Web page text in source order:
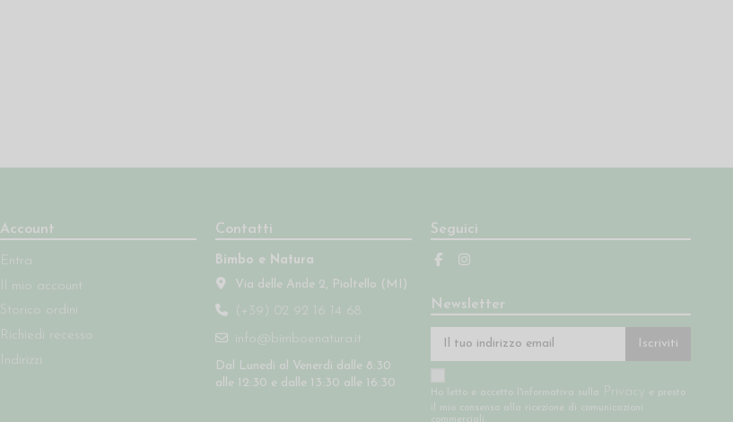
Account
Entra
Il mio account
Storico ordini
Richiedi recesso
Indirizzi
Contatti
Bimbo e Natura
Via delle Ande 2, Pioltello (MI)
(+39) 02 92 16 14 68
info@bimboenatura.it
Dal Lunedì al Venerdì dalle 8:30
alle 12:30 e dalle 13:30 alle 16:30
Seguici
Newsletter
Iscriviti
Ho letto e accetto l'informativa sulla Privacy
e presto
il mio consenso alla ricezione di comunicazioni
commerciali.